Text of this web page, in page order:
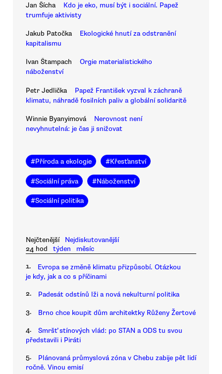
Jan Šícha
Kdo je eko, musí být i sociální. Papež
trumfuje aktivisty
Jakub Patočka
Ekologické hnutí za odstranění
kapitalismu
Ivan Štampach
Orgie materialistického
náboženství
Petr Jedlička
Papež František vyzval k záchraně
klimatu, náhradě fosilních paliv a globální solidaritě
Winnie Byanyimová
Nerovnost není
nevyhnutelná: je čas ji snižovat
#Příroda a ekologie #Křesťanství
#Sociální práva #Náboženství
#Sociální politika
Nejčtenější
Nejdiskutovanější
24 hod
týden měsíc
1.
Evropa se změně klimatu přizpůsobí. Otázkou
je kdy, jak a co s příčinami
2. Padesát odstínů lži a nová nekulturní politika
3. Brno chce koupit dům architektky Růženy Žertové
4.
Smršť stínových vlád: po STAN a ODS tu svou
představili i Piráti
5.
Plánovaná průmyslová zóna v Chebu zabije pět lidí
ročně. Vinou emisí